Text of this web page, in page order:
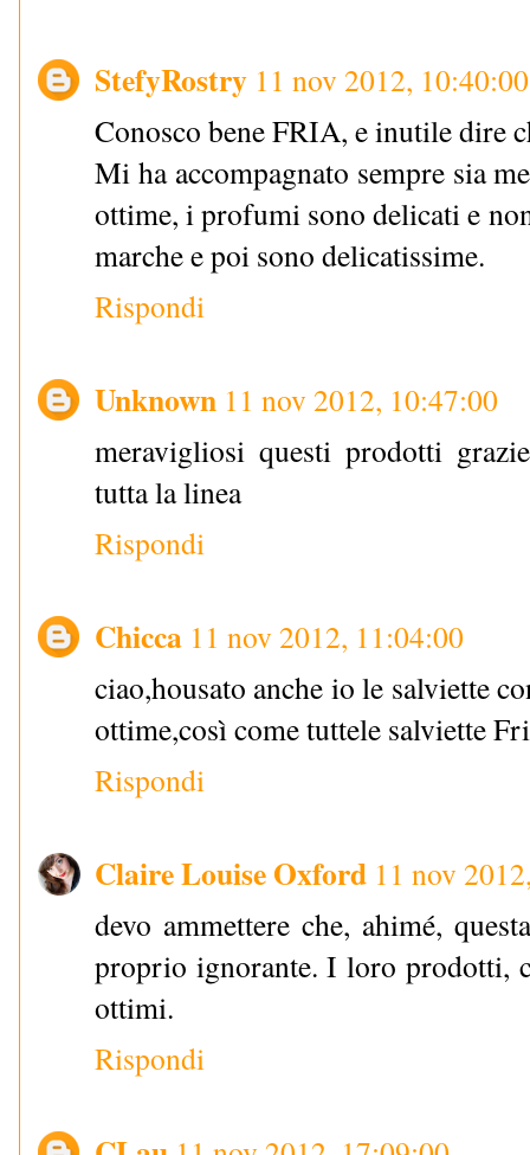
StefyRostry 11 nov 2012, 10:40:00
Conosco bene FRIA, e inutile dire
Mi ha accompagnato sempre sia
ottime, i profumi sono delicati e
marche e poi sono delicatissime.
Rispondi
Unknown 11 nov 2012, 10:47:00
meravigliosi questi prodotti
tutta la linea
Rispondi
Chicca 11 nov 2012, 11:04:00
ciao,housato anche io le salviette
ottime,così come tuttele salviette
Rispondi
Claire Louise Oxford 11 nov
devo ammettere che, ahimé,
proprio ignorante. I loro prodotti,
ottimi.
Rispondi